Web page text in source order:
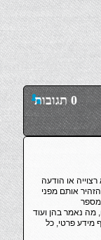
0 תגובות
או הודעה
אותם מפני
מה נאמר בהן ועוד
מידע פרטי, כל